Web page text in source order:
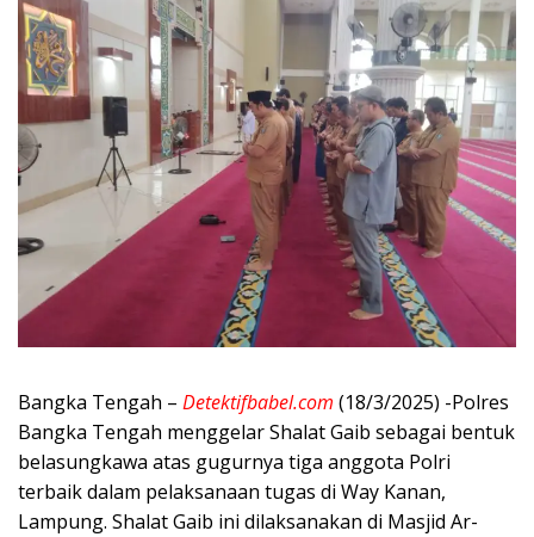
Bangka Tengah – Detektifbabel.com (18/3/2025) -Polres
Bangka Tengah menggelar Shalat Gaib sebagai bentuk
belasungkawa atas gugurnya tiga anggota Polri
terbaik dalam pelaksanaan tugas di Way Kanan,
Lampung. Shalat Gaib ini dilaksanakan di Masjid Ar-